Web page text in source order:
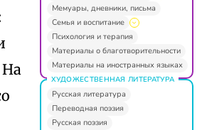
Мемуары, дневники, письма
Семья и воспитание
Психология и терапия
Материалы о благотворительности
Материалы на иностранных языках
ХУДОЖЕСТВЕННАЯ ЛИТЕРАТУРА
Русская литература
Переводная поэзия
Русская поэзия